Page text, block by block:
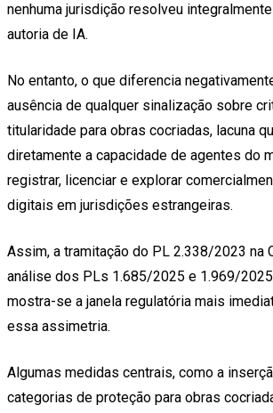
nenhuma jurisdição resolveu
autoria de IA.
No entanto, o que diferencia
ausência de qualquer sinalização sobre
titularidade para obras cocriadas, lacuna
diretamente a capacidade de agentes do
registrar, licenciar e explorar
digitais em jurisdições estrangeiras.
Assim, a tramitação do PL 2.338/2023 na
análise dos PLs 1.685/2025 e 1.969/
mostra-se a janela regulatória mais
essa assimetria.
Algumas medidas centrais, como a
categorias de proteção para obras